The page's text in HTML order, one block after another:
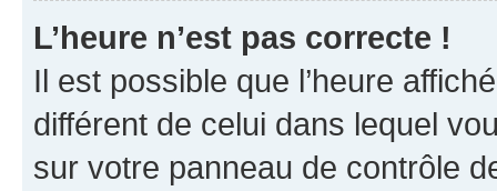
L’heure n’est pas correcte !
Il est possible que l’heure
différent de celui dans lequel
sur votre panneau de contrôle